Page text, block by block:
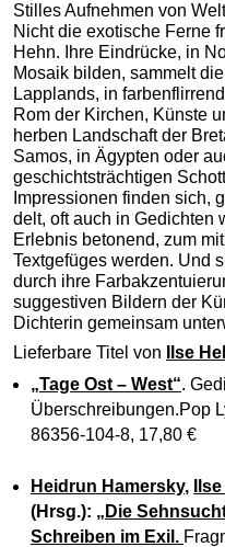
Stilles Aufnehmen von Welt
Nicht die exotische Ferne
Hehn. Ihre Eindrücke, in
Mosaik bilden, sammelt
Lapplands, in
Rom der Kirchen, Künste
herben Landschaft der
Samos, in Ägypten oder
geschichtsträchtigen
Impressionen finden sich,
delt, oft auch in Gedichten
Erlebnis betonend, zum
Textgefüges werden. Und
durch ihre
suggestiven Bildern der
Dichterin gemeinsam
Lieferbare Titel von
Ilse
„Tage Ost – West“.
Überschreibungen.Pop
86356-104-8, 17,80 €
Heidrun Hamersky,
(Hrsg.): „Die
Schreiben im Exil.